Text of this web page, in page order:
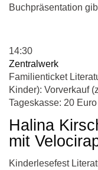
Buchpräsentation
14:30
Zentralwerk
Familienticket
Kinder): Vorverkauf
Tageskasse: 20 Euro
Halina
mit
Kinderlesefest